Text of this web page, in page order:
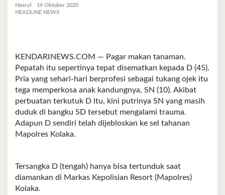
Heeryl
19 Oktober 2020
HEADLINE NEWS
KENDARINEWS.COM — Pagar makan tanaman.
Pepatah itu sepertinya tepat disematkan kepada D (45).
Pria yang sehari-hari berprofesi sebagai tukang ojek itu
tega memperkosa anak kandungnya, SN (10). Akibat
perbuatan terkutuk D itu, kini putrinya SN yang masih
duduk di bangku SD tersebut mengalami trauma.
Adapun D sendiri telah dijebloskan ke sel tahanan
Mapolres Kolaka.
Tersangka D (tengah) hanya bisa tertunduk saat
diamankan di Markas Kepolisian Resort (Mapolres)
Kolaka.